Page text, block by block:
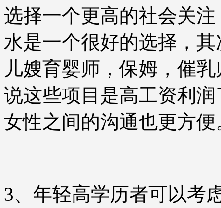
选择一个更高的社会关
水是一个很好的选择，
儿嫂育婴师，保姆，催
说这些项目是高工资利
女性之间的沟通也更方便
3、年轻高学历者可以考